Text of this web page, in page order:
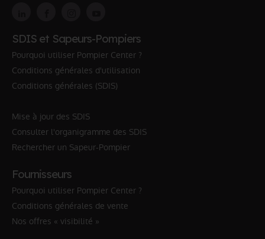
SDIS et Sapeurs-Pompiers
Pourquoi utiliser Pompier Center ?
Conditions générales d'utilisation
Conditions générales (SDIS)
Mise à jour des SDIS
Consulter l'organigramme des SDIS
Rechercher un Sapeur-Pompier
Fournisseurs
Pourquoi utiliser Pompier Center ?
Conditions générales de vente
Nos offres « visibilité »